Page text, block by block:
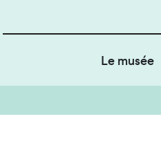
Le musée